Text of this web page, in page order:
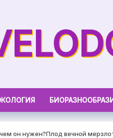
он нужен?Плод вечной